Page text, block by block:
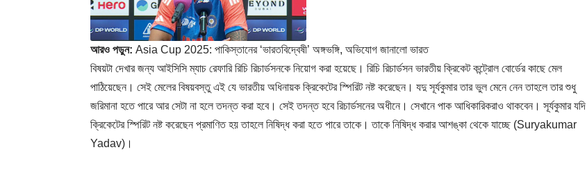
আরও পড়ুন: Asia Cup 2025: পাকিস্তানের ‘ভারতবিদ্বেষী’ অঙ্গভঙ্গি, অভিযোগ জানালো ভারত
বিষয়টা দেখার জন্য আইসিসি ম্যাচ রেফারি রিচি রিচার্ডসনকে নিয়োগ করা হয়েছে। রিচি রিচার্ডসন ভারতীয় ক্রিকেট কন্ট্রোল বোর্ডের কাছে মেল
পাঠিয়েছেন। সেই মেলের বিষয়বস্তু এই যে ভারতীয় অধিনায়ক ক্রিকেটের স্পিরিট নষ্ট করেছেন। যদু সূর্যকুমার তার ভুল মেনে নেন তাহলে তার শুধু
জরিমানা হতে পারে আর সেটা না হলে তদন্ত করা হবে। সেই তদন্ত হবে রিচার্ডসনের অধীনে। সেখানে পাক আধিকারিকরাও থাকবেন। সূর্যকুমার যদি
ক্রিকেটের স্পিরিট নষ্ট করেছেন প্রমাণিত হয় তাহলে নিষিদ্ধ করা হতে পারে তাকে। তাকে নিষিদ্ধ করার আশঙ্কা থেকে যাচ্ছে (Suryakumar
Yadav)।